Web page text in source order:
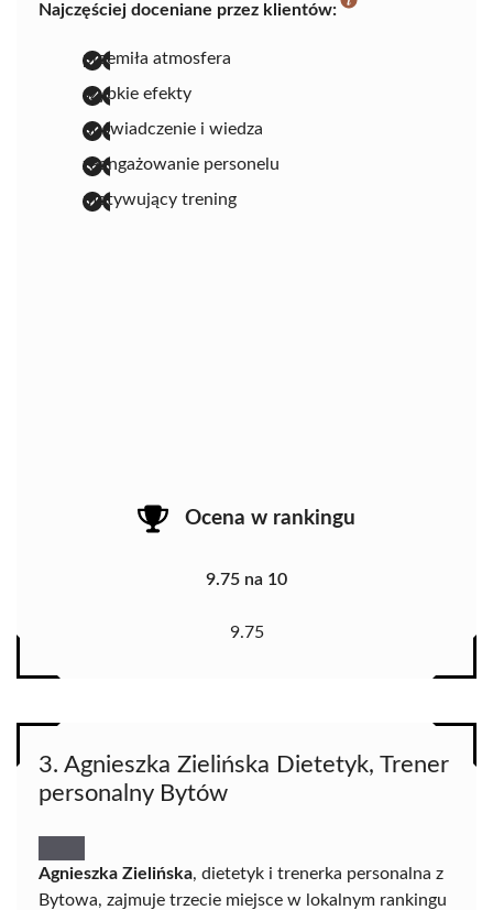
Najczęściej doceniane przez klientów:
przemiła atmosfera
szybkie efekty
doświadczenie i wiedza
zaangażowanie personelu
motywujący trening
Ocena w rankingu
9.75 na 10
9.75
3. Agnieszka Zielińska Dietetyk, Trener
personalny Bytów
Agnieszka Zielińska, dietetyk i trenerka personalna z
Bytowa, zajmuje trzecie miejsce w lokalnym rankingu